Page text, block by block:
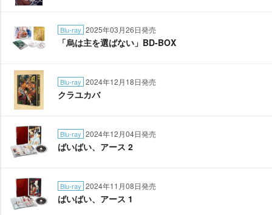
Blu-ray 2025年03月26日発売
「烏は主を選ばない」BD-BOX
Blu-ray 2024年12月18日発売
クラユカバ
Blu-ray 2024年12月04日発売
ばいばい、アース 2
Blu-ray 2024年11月08日発売
ばいばい、アース 1